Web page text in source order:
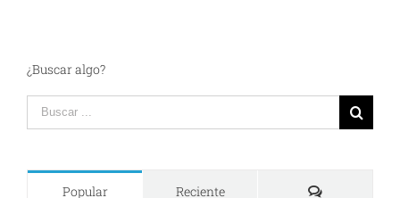
¿Buscar algo?
Search
for:
Popular Reciente Comments